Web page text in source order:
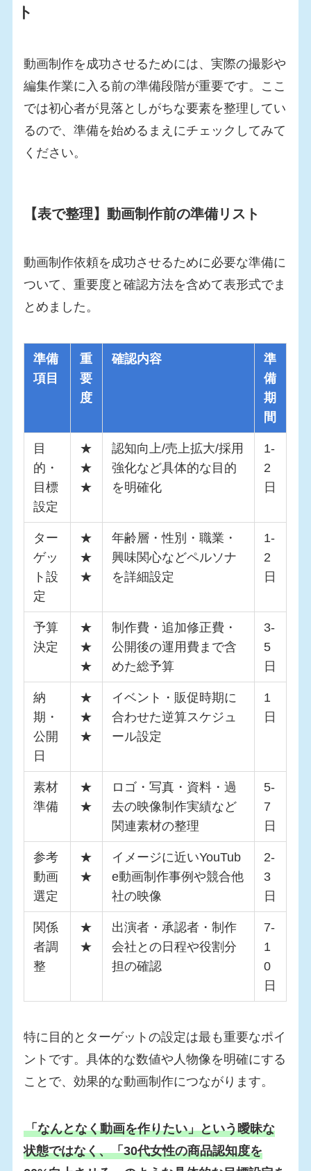
ト
動画制作を成功させるためには、実際の撮影や
編集作業に入る前の準備段階が重要です。ここ
では初心者が見落としがちな要素を整理してい
るので、準備を始めるまえにチェックしてみて
ください。
【表で整理】動画制作前の準備リスト
動画制作依頼を成功させるために必要な準備に
ついて、重要度と確認方法を含めて表形式でま
とめました。
準備
項目
重
要
度
確認内容
準
備
期
間
目
的・
目標
設定
★
★
★
認知向上/売上拡大/採用
強化など具体的な目的
を明確化
1-
2
日
ター
ゲッ
ト設
定
★
★
★
年齢層・性別・職業・
興味関心などペルソナ
を詳細設定
1-
2
日
予算
決定
★
★
★
制作費・追加修正費・
公開後の運用費まで含
めた総予算
3-
5
日
納
期・
公開
日
★
★
★
イベント・販促時期に
合わせた逆算スケジュ
ール設定
1
日
素材
準備
★
★
ロゴ・写真・資料・過
去の映像制作実績など
関連素材の整理
5-
7
日
参考
動画
選定
★
★
イメージに近いYouTub
e動画制作事例や競合他
社の映像
2-
3
日
関係
者調
整
★
★
出演者・承認者・制作
会社との日程や役割分
担の確認
7-
1
0
日
特に目的とターゲットの設定は最も重要なポイ
ントです。具体的な数値や人物像を明確にする
ことで、効果的な動画制作につながります。
「なんとなく動画を作りたい」という曖昧な
状態ではなく、「30代女性の商品認知度を